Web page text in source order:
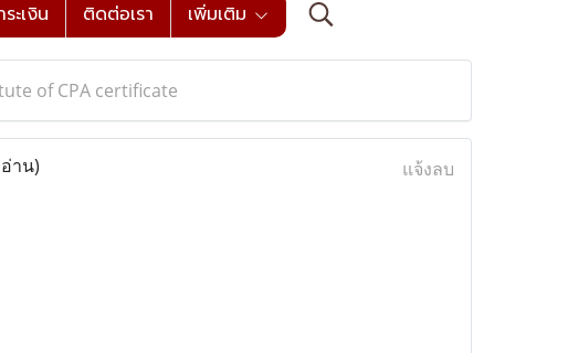
ะเงิน ติดต่อเรา เพิ่มเติม
of CPA certificate
าน) แจ้งลบ